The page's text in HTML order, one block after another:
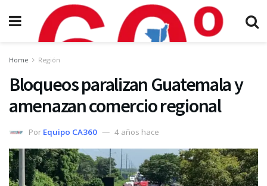
Home Región
Bloqueos paralizan Guatemala y
amenazan comercio regional
Por Equipo CA360 4 años hace